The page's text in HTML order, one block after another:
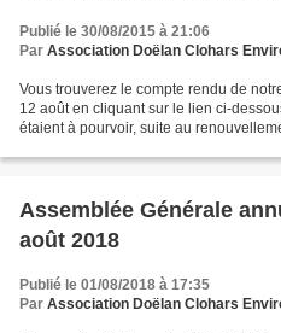
Publié le 30/08/2015 à 21:06
Par Association Doëlan Clohars
Vous trouverez le compte rendu de
12 août en cliquant sur le lien ci-
étaient à pourvoir, suite au
Assemblée Générale
août 2018
Publié le 01/08/2018 à 17:35
Par Association Doëlan Clohars